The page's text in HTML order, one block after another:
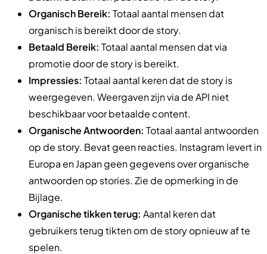
Organisch Bereik: Totaal aantal mensen dat
organisch is bereikt door de story.
Betaald Bereik: Totaal aantal mensen dat via
promotie door de story is bereikt.
Impressies: Totaal aantal keren dat de story is
weergegeven. Weergaven zijn via de API niet
beschikbaar voor betaalde content.
Organische Antwoorden: Totaal aantal antwoorden
op de story. Bevat geen reacties. Instagram levert in
Europa en Japan geen gegevens over organische
antwoorden op stories. Zie de opmerking in de
Bijlage.
Organische tikken terug: Aantal keren dat
gebruikers terug tikten om de story opnieuw af te
spelen.